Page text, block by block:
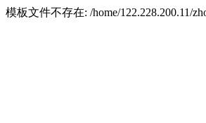
模板文件不存在: /home/122.228.200.11/